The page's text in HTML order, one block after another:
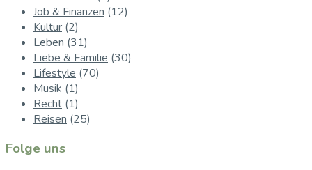
Job & Finanzen (12)
Kultur (2)
Leben (31)
Liebe & Familie (30)
Lifestyle (70)
Musik (1)
Recht (1)
Reisen (25)
Folge uns